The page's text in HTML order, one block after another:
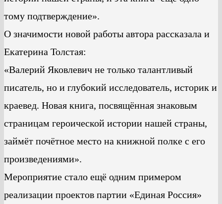
тому подтверждение».
О значимости новой работы автора рассказала и
Екатерина Толстая:
«Валерий Яковлевич не только талантливый
писатель, но и глубокий исследователь, историк и
краевед. Новая книга, посвящённая знаковым
страницам героической истории нашей страны,
займёт почётное место на книжной полке с его
произведениями».
Мероприятие стало ещё одним примером
реализации проектов партии «Единая Россия»